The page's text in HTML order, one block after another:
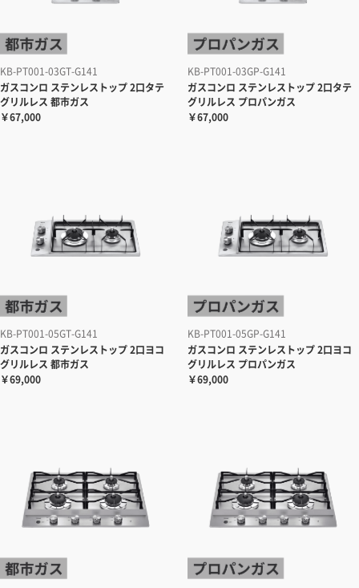
KB-PT001-03GT-G141
ガスコンロ ステンレストップ 2口タテ
グリルレス 都市ガス
￥67,000
KB-PT001-03GP-G141
ガスコンロ ステンレストップ 2口タテ
グリルレス プロパンガス
￥67,000
KB-PT001-05GT-G141
ガスコンロ ステンレストップ 2口ヨコ
グリルレス 都市ガス
￥69,000
KB-PT001-05GP-G141
ガスコンロ ステンレストップ 2口ヨコ
グリルレス プロパンガス
￥69,000